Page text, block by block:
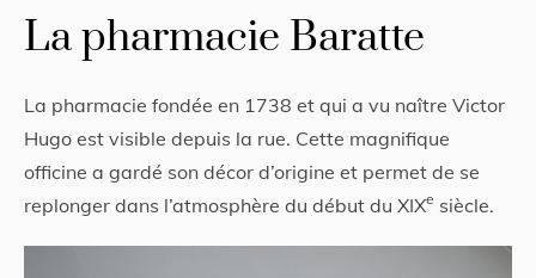
La pharmacie Baratte
La pharmacie fondée en 1738 et qui a vu naître Victor
Hugo est visible depuis la rue. Cette magnifique
officine a gardé son décor d’origine et permet de se
replonger dans l’atmosphère du début du XIXe siècle.